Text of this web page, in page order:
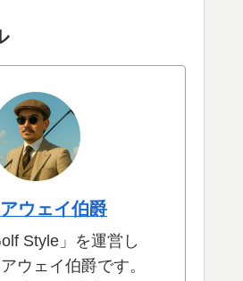
ウェイ伯爵
Style」を運営し
ウェイ伯爵です。